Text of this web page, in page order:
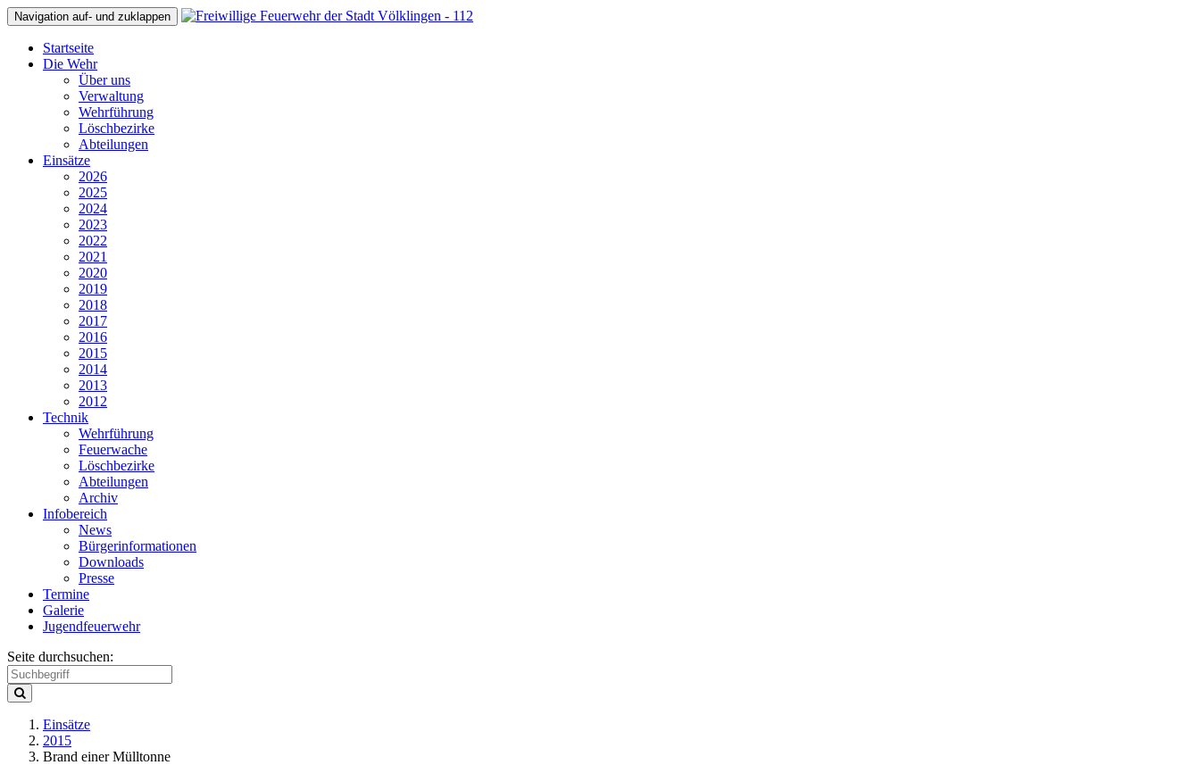
Navigation auf- und zuklappen
Startseite
Die Wehr
Über uns
Verwaltung
Wehrführung
Löschbezirke
Abteilungen
Einsätze
2026
2025
2024
2023
2022
2021
2020
2019
2018
2017
2016
2015
2014
2013
2012
Technik
Wehrführung
Feuerwache
Löschbezirke
Abteilungen
Archiv
Infobereich
News
Bürgerinformationen
Downloads
Presse
Termine
Galerie
Jugendfeuerwehr
Seite durchsuchen:
Einsätze
2015
Brand einer Mülltonne